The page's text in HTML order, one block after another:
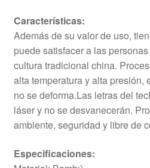
Características:
Además de su valor de uso,
puede satisfacer a las
cultura tradicional china.
alta temperatura y alta presión,
no se deforma.Las letras del
láser y no se desvanecerán.
ambiente, seguridad y libre de
Especificaciones: